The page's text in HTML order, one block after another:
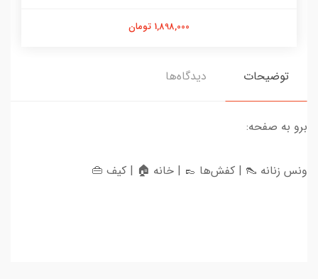
1,898,000 تومان
توضیحات دیدگاه‌ها
برو به صفحه:
ونس زنانه 👠 | کفش‌ها 👞 | خانه 🏠 | کیف 👜